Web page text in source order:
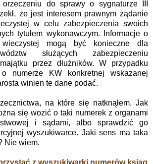
do sprawy o sygnaturze III
że jest interesem prawnym żądanie
w celu zabezpieczenia swoich
tytułem wykonawczym.
Informacje o
mogą być konieczne dla
służących zabezpieczeniu
przez dłużników. W przypadku
numerze KW konkretnej wskazanej
winien te dane podać.
na które się natknąłem. Jak
się wozić o taki numerek z organami
i sądami, albo sprawdzić go
wyszukiwarce. Jaki sens ma taka
Nie wiem.
z wyszukiwarki numerów ksiąg